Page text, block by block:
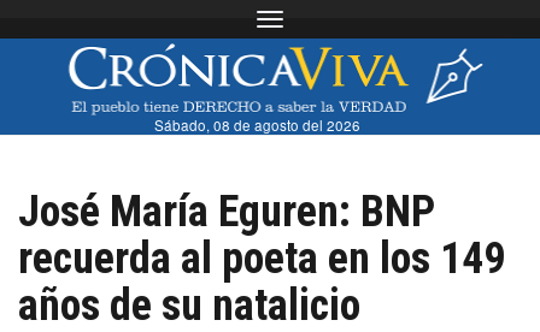
Toggle navigation
Sábado, 08 de agosto del 2026
José María Eguren: BNP
recuerda al poeta en los 149
años de su natalicio